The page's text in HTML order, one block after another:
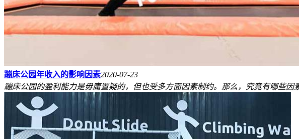
蹦床公园年收入的影响因素2020-07-23
蹦床公园的盈利能力是毋庸置疑的，但也受多方面因素制约。那么，究竟有哪些